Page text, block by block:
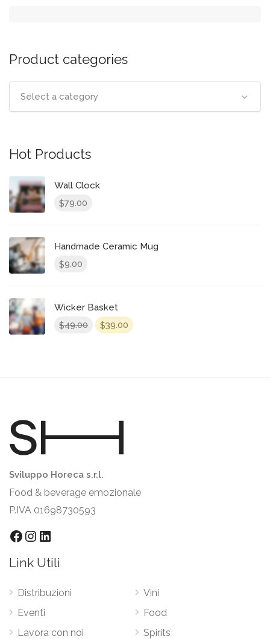
Product categories
Select a category
Hot Products
Wall Clock
$79.00
Handmade Ceramic Mug
$9.00
Wicker Basket
$49.00 $39.00
Sviluppo Horeca s.r.l.
Food & beverage emozionale
P.IVA 01698730593
Facebook
Instagram
LinkedIn
Link Utili
Distribuzioni
Eventi
Lavora con noi
Vini
Food
Spirits